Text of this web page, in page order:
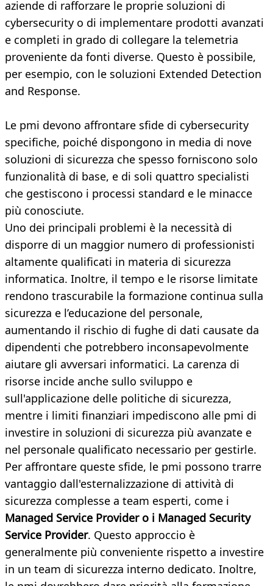
aziende di rafforzare le proprie soluzioni di
cybersecurity o di implementare prodotti avanzati
e completi in grado di collegare la telemetria
proveniente da fonti diverse. Questo è possibile,
per esempio, con le soluzioni Extended Detection
and Response.
Le pmi devono affrontare sfide di cybersecurity
specifiche, poiché dispongono in media di nove
soluzioni di sicurezza che spesso forniscono solo
funzionalità di base, e di soli quattro specialisti
che gestiscono i processi standard e le minacce
più conosciute.
Uno dei principali problemi è la necessità di
disporre di un maggior numero di professionisti
altamente qualificati in materia di sicurezza
informatica. Inoltre, il tempo e le risorse limitate
rendono trascurabile la formazione continua sulla
sicurezza e l’educazione del personale,
aumentando il rischio di fughe di dati causate da
dipendenti che potrebbero inconsapevolmente
aiutare gli avversari informatici. La carenza di
risorse incide anche sullo sviluppo e
sull'applicazione delle politiche di sicurezza,
mentre i limiti finanziari impediscono alle pmi di
investire in soluzioni di sicurezza più avanzate e
nel personale qualificato necessario per gestirle.
Per affrontare queste sfide, le pmi possono trarre
vantaggio dall'esternalizzazione di attività di
sicurezza complesse a team esperti, come i
Managed Service Provider o i Managed Security
Service Provider. Questo approccio è
generalmente più conveniente rispetto a investire
in un team di sicurezza interno dedicato. Inoltre,